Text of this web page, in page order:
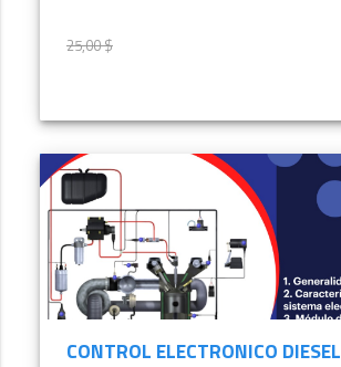
25,00 $
CONTROL ELECTRONICO DIESEL